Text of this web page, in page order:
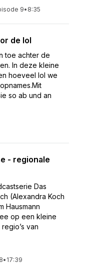
9• 8:35
de lol
toe achter de
In deze kleine
hoeveel lol we
so ab und an
- regionale
Das
(Alexandra Koch
Hausmann
op een kleine
van
• 17:39